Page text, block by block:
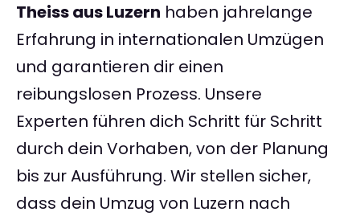
Theiss aus Luzern haben jahrelange
Erfahrung in internationalen Umzügen
und garantieren dir einen
reibungslosen Prozess. Unsere
Experten führen dich Schritt für Schritt
durch dein Vorhaben, von der Planung
bis zur Ausführung. Wir stellen sicher,
dass dein Umzug von Luzern nach